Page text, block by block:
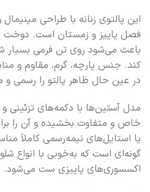
این پالتوی زنانه با طراحی
فصل پاییز و زمستان است. دوخت
باعث می‌شود روی تن فرمی بسیار
کند. جنس پارچه، گرم، مقاوم و
در عین حال ظاهر پالتو را رسمی و
مدل آستین‌ها با دکمه‌های تزئینی
خاص و متفاوت بخشیده و آن را
یا استایل‌های نیمه‌رسمی کاملاً
گونه‌ای است که به‌خوبی با انواع
اکسسوری‌های پاییزی ست می‌شود.